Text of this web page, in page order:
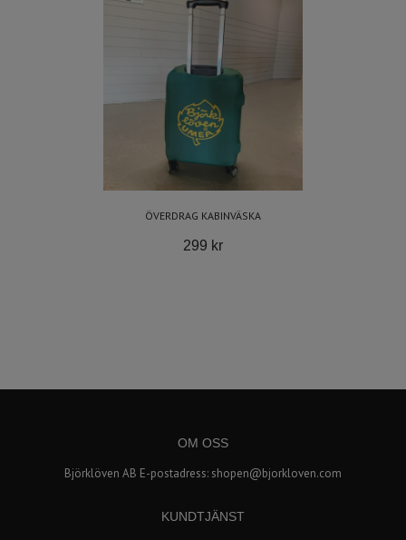
ÖVERDRAG KABINVÄSKA
299 kr
OM OSS
Björklöven AB E-postadress: shopen@bjorkloven.com
KUNDTJÄNST